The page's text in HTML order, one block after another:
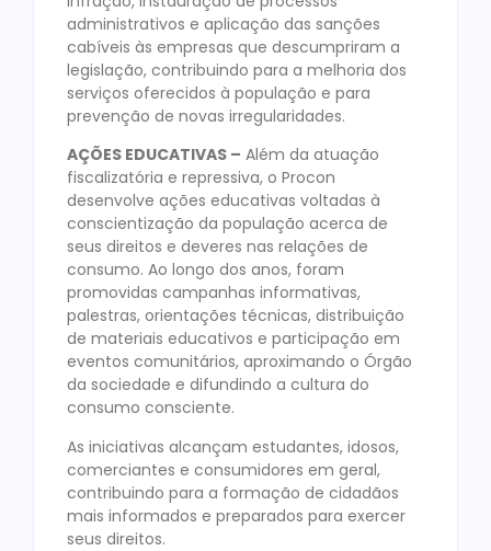
administrativos e aplicação das sanções
cabíveis às empresas que descumpriram a
legislação, contribuindo para a melhoria dos
serviços oferecidos à população e para
prevenção de novas irregularidades.
AÇÕES EDUCATIVAS – Além da atuação
fiscalizatória e repressiva, o Procon
desenvolve ações educativas voltadas à
conscientização da população acerca de
seus direitos e deveres nas relações de
consumo. Ao longo dos anos, foram
promovidas campanhas informativas,
palestras, orientações técnicas, distribuição
de materiais educativos e participação em
eventos comunitários, aproximando o Órgão
da sociedade e difundindo a cultura do
consumo consciente.
As iniciativas alcançam estudantes, idosos,
comerciantes e consumidores em geral,
contribuindo para a formação de cidadãos
mais informados e preparados para exercer
seus direitos.